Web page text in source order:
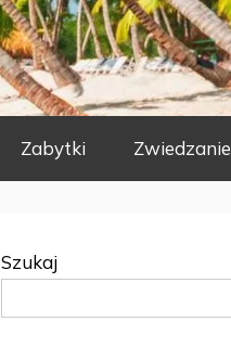
Zabytki Zwiedzanie
Szukaj